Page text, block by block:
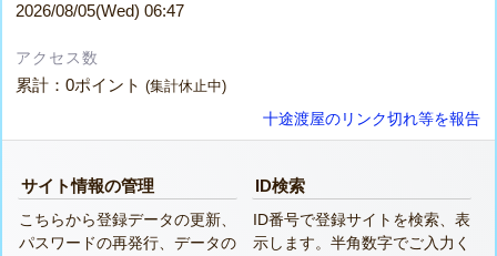
2026/08/05(Wed) 06:47
アクセス数
累計：0ポイント(集計休止中)
十途渡屋のリンク切れ等を報告
サイト情報の管理
こちらから登録データの更新、
パスワードの再発行、データの
ID検索
ID番号で登録サイトを検索、表
示します。半角数字でご入力く